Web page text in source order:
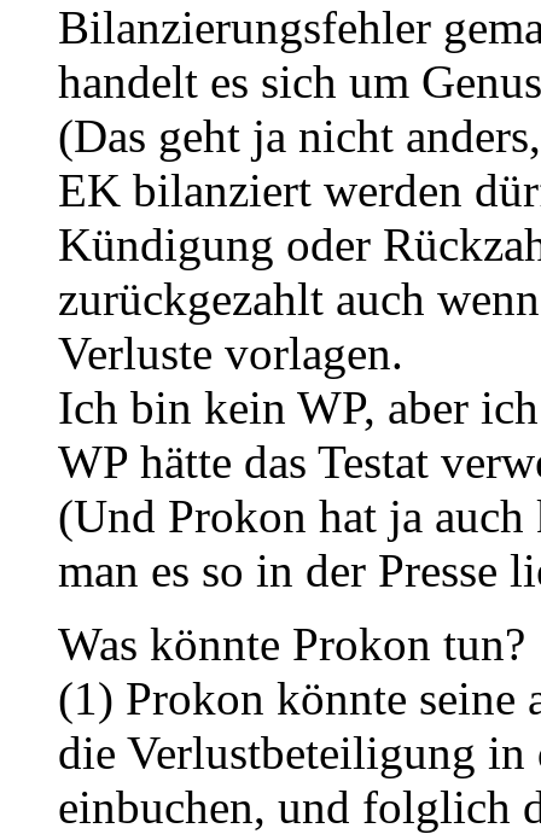
Bilanzierungsfehler
handelt es sich um
(Das geht ja nicht
EK bilanziert werden
Kündigung oder
zurückgezahlt auch
Verluste vorlagen.
Ich bin kein WP, aber
WP hätte das Testat
(Und Prokon hat ja
man es so in der Presse
Was könnte Prokon tun?
(1) Prokon könnte
die Verlustbeteiligung in
einbuchen, und folglich